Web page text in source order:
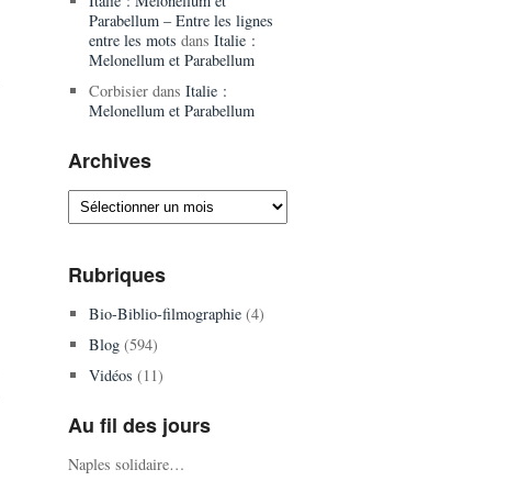
Parabellum – Entre les lignes
entre les mots dans Italie :
Melonellum et Parabellum
Corbisierdans Italie :
Melonellum et Parabellum
Archives
Archives
Rubriques
Bio-Biblio-filmographie(4)
Blog(594)
Vidéos (11)
Au fil des jours
Naples solidaire…